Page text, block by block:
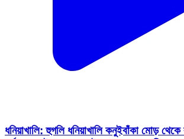
ধনিয়াখালি: হুগলি ধনিয়াখালি কনুইবাঁকা মোড়